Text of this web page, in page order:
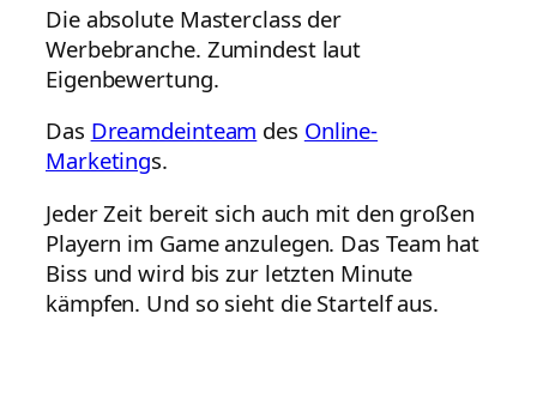
Die absolute Masterclass der
Werbebranche. Zumindest laut
Eigenbewertung.
Das Dreamdeinteam des Online-
Marketings.
Jeder Zeit bereit sich auch mit den großen
Playern im Game anzulegen. Das Team hat
Biss und wird bis zur letzten Minute
kämpfen. Und so sieht die Startelf aus.